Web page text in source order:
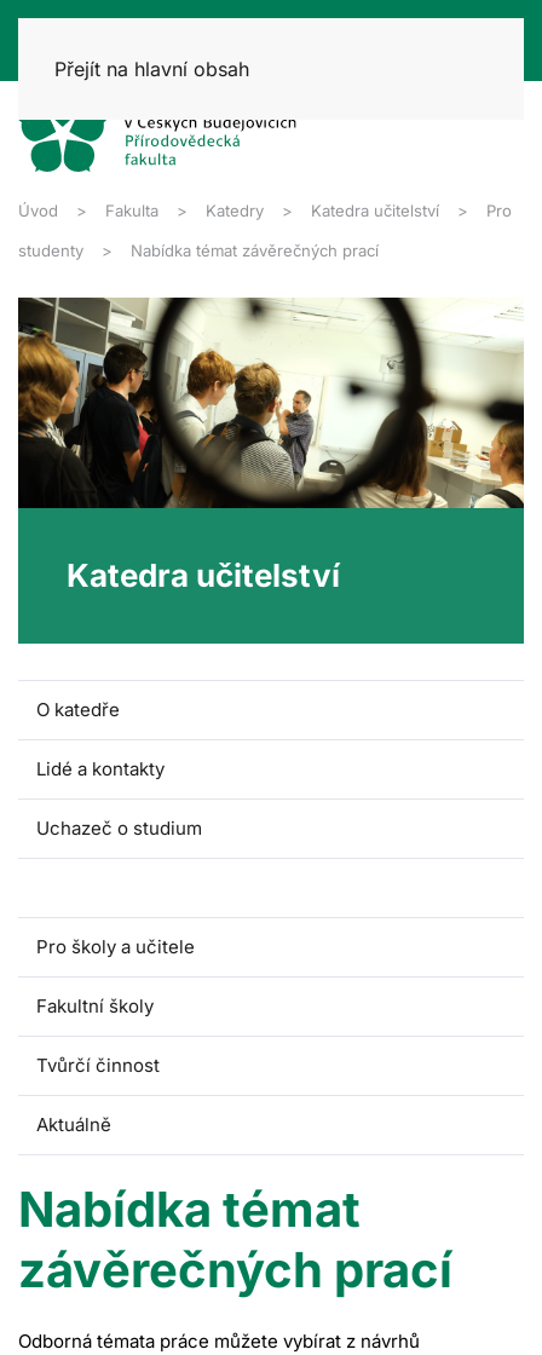
Přejít na hlavní obsah
Úvod Fakulta Katedry Katedra učitelství Pro
studenty Nabídka témat závěrečných prací
Katedra učitelství
O katedře
Lidé a kontakty
Uchazeč o studium
Pro školy a učitele
Fakultní školy
Tvůrčí činnost
Aktuálně
Nabídka témat
závěrečných prací
Odborná témata práce můžete vybírat z návrhů